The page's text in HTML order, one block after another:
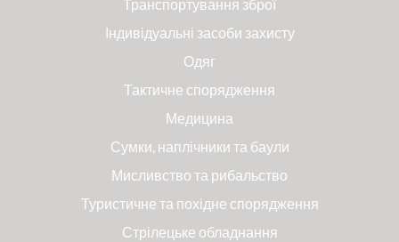
Транспортування зброї
Індивідуальні засоби захисту
Одяг
Тактичне спорядження
Медицина
Сумки, наплічники та баули
Мисливство та рибальство
Туристичне та похідне спорядження
Стрілецьке обладнання